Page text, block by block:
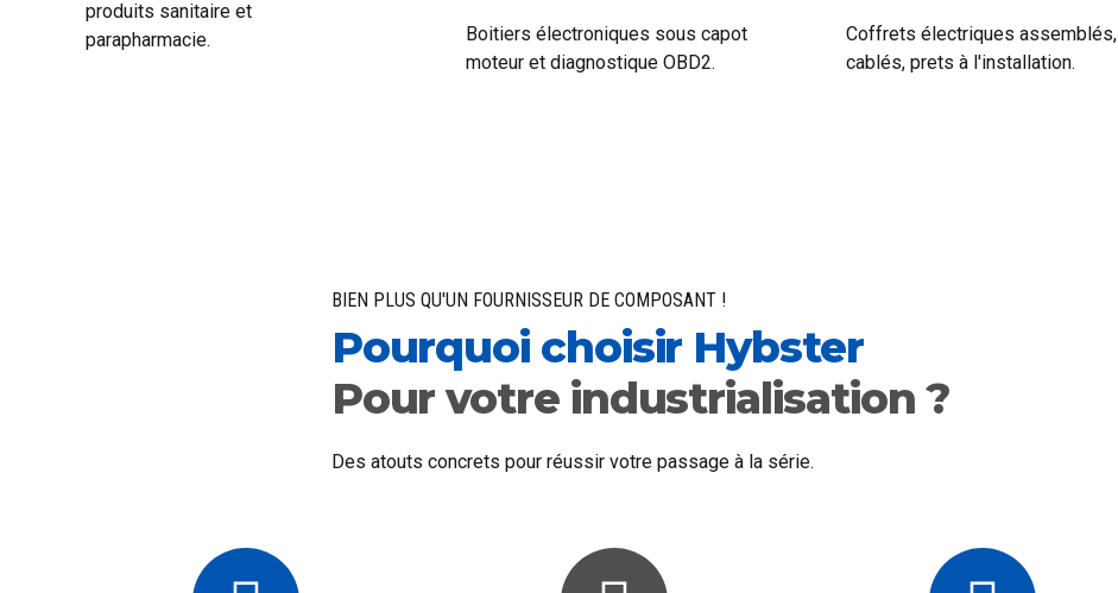
produits sanitaire et
parapharmacie.
Boitiers électroniques sous capot
moteur et diagnostique OBD2.
Coffrets électriques assemblés,
cablés, prets à l'installation.
BIEN PLUS QU'UN FOURNISSEUR DE COMPOSANT !
Pourquoi choisir Hybster
Pour votre industrialisation ?
Des atouts concrets pour réussir votre passage à la série.